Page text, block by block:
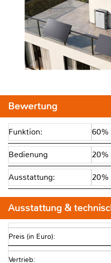
Bewertung
Funktion: 60%
Bedienung 20%
Ausstattung: 20%
Ausstattung &
Preis (in Euro):
Vertrieb: